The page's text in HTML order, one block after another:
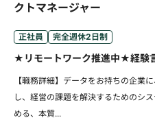
クトマネージャー
正社員 完全週休2日制
★リモートワーク推進中★経験
【職務詳細】データをお持ちの企業
し、経営の課題を解決するためのシ
める、本質...